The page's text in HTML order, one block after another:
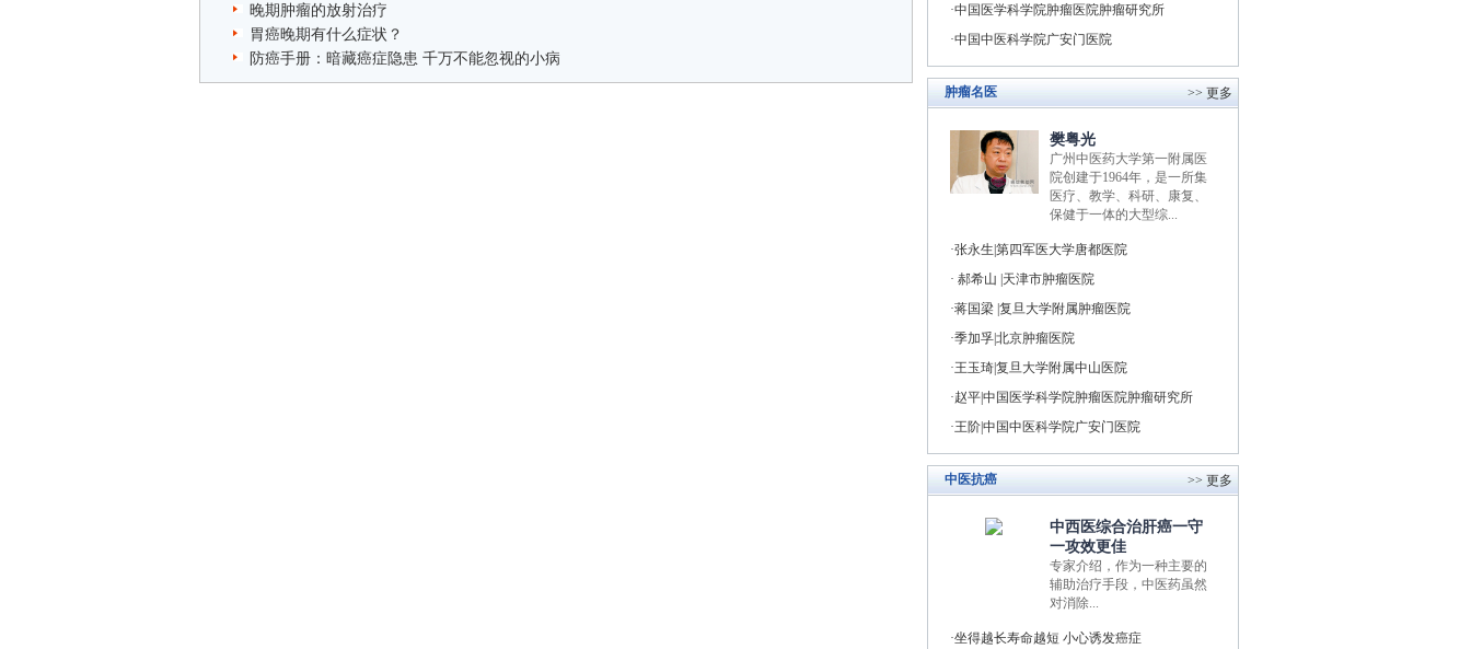
晚期肿瘤的放射治疗
胃癌晚期有什么症状？
防癌手册：暗藏癌症隐患 千万不能忽视的小病
中国医学科学院肿瘤医院肿瘤研究所
中国中医科学院广安门医院
肿瘤名医 >> 更多
樊粤光
广州中医药大学第一附属医
院创建于1964年，是一所集
医疗、教学、科研、康复、
保健于一体的大型综...
张永生|第四军医大学唐都医院
郝希山 |天津市肿瘤医院
蒋国梁 |复旦大学附属肿瘤医院
季加孚|北京肿瘤医院
王玉琦|复旦大学附属中山医院
赵平|中国医学科学院肿瘤医院肿瘤研究所
王阶|中国中医科学院广安门医院
中医抗癌 >> 更多
中西医综合治肝癌一守
一攻效更佳
专家介绍，作为一种主要的
辅助治疗手段，中医药虽然
对消除...
坐得越长寿命越短 小心诱发癌症